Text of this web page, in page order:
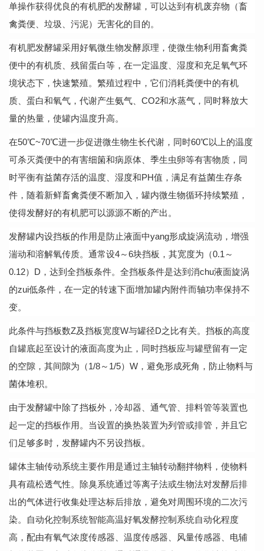
单操作获得优良的有机肥的发酵罐，可以达到有机废弃物（畜
禽粪便、垃圾、污泥）无害化的目的。
有机肥发酵罐采用好氧微生物发酵原理，使微生物利用畜禽粪
便中的有机质、残留蛋白等，在一定温度、湿度和充足氧气环
境状态下，快速繁殖。繁殖过程中，它们消耗粪便中的有机
质、蛋白和氧气，代谢产生氨气、 CO2和水蒸气，同时释放大
量的热量，使罐内温度升高。
在50℃~70℃进一步促进微生物生长代谢，同时60℃以上的温度
可杀灭粪便中的有害细箘和病原体、季生虫卵等有害物质，同
时平衡有益菌存活的温度、湿度和PH值，满足有益菌生存条
件，随着新鲜畜禽粪便不断加入，罐内微生物循环持续繁殖，
使得发酵好的有机肥可以源源不断的产出。
发酵罐内设挡板的作用是防止液面中yang形成旋涡流动，增强
湍动和溶解氧传质。通常设4～6块挡板，其宽度为（0.1～
0.12）D，达到全挡板条件。全挡板条件是达到消chu液面旋涡
的zui低条件，在一定的转速下面增加罐内附件而轴功率保持不
变。
此条件与挡板数Z及挡板宽度W与罐径D之比有关。挡板的高度
自罐底起至设计的液面高度为止，同时挡板应与罐壁留有一定
的空隙，其间隙为（1/8～1/5）W，避免形成死角，防止物料与
菌体堆积。
由于发酵罐中除了挡板外，冷却器、通气管、排料管等装置也
起一定的挡板作用。当设置的换热装置为列管或排管，并且它
们足够多时，发酵罐内不另设挡板。
罐体主轴传动系统主要作用是通过主轴转动翻拌物料，使物料
具有疏松透气性。除臭系统通过等离子法或生物法对发酵后排
出的气体进行收集处理达标后排放，避免对周围环境的二次污
染。自动化控制系统智能高温好氧发酵控制系统自动化程度
高，配由有氧气浓度传感器、温度传感器、风量传感器、电辅